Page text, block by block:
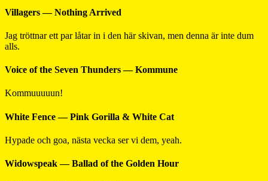
Villagers — Nothing Arrived
Jag tröttnar ett par låtar in i den här skivan, men denna är inte dum
alls.
Voice of the Seven Thunders — Kommune
Kommuuuuun!
White Fence — Pink Gorilla & White Cat
Hypade och goa, nästa vecka ser vi dem, yeah.
Widowspeak — Ballad of the Golden Hour